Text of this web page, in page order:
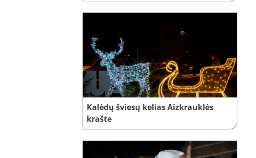
Kalėdų šviesų kelias Aizkrauklės
krašte